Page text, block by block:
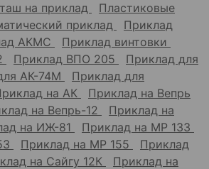
на приклад
Пластиковые
приклад
Приклад
АКМС
Приклад винтовки
Приклад ВПО 205
Приклад для
АК-74М
Приклад для
на АК
Приклад на Вепрь
на Вепрь-12
Приклад на
на ИЖ-81
Приклад на МР 133
Приклад на МР 155
Приклад
на Сайгу 12К
Приклад на